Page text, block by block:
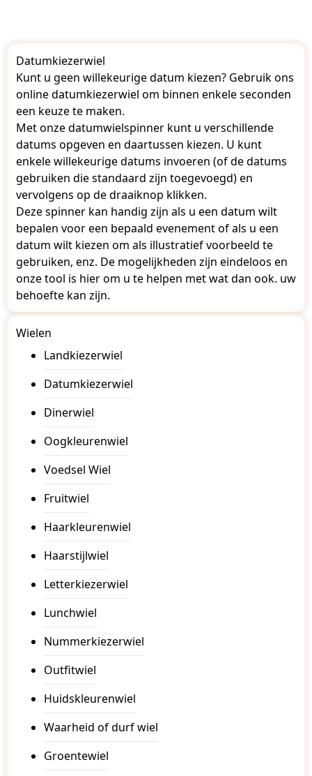
Datumkiezerwiel
Kunt u geen willekeurige datum kiezen? Gebruik ons
​​online datumkiezerwiel om binnen enkele seconden
een keuze te maken.
Met onze datumwielspinner kunt u verschillende
datums opgeven en daartussen kiezen. U kunt
enkele willekeurige datums invoeren (of de datums
gebruiken die standaard zijn toegevoegd) en
vervolgens op de draaiknop klikken.
Deze spinner kan handig zijn als u een datum wilt
bepalen voor een bepaald evenement of als u een
datum wilt kiezen om als illustratief voorbeeld te
gebruiken, enz. De mogelijkheden zijn eindeloos en
onze tool is hier om u te helpen met wat dan ook. uw
behoefte kan zijn.
Wielen
Landkiezerwiel
Datumkiezerwiel
Dinerwiel
Oogkleurenwiel
Voedsel Wiel
Fruitwiel
Haarkleurenwiel
Haarstijlwiel
Letterkiezerwiel
Lunchwiel
Nummerkiezerwiel
Outfitwiel
Huidskleurenwiel
Waarheid of durf wiel
Groentewiel